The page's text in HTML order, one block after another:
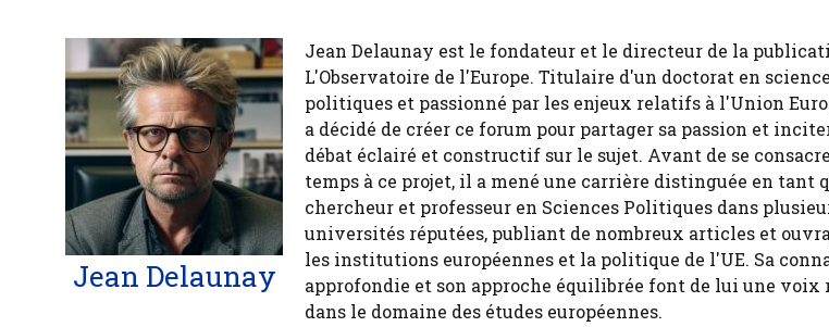
Jean Delaunay
Jean Delaunay est le fondateur et le directeur de la
L'Observatoire de l'Europe. Titulaire d'un doctorat en
politiques et passionné par les enjeux relatifs à l'Union
a décidé de créer ce forum pour partager sa passion et
débat éclairé et constructif sur le sujet. Avant de se
temps à ce projet, il a mené une carrière distinguée en tant
chercheur et professeur en Sciences Politiques dans
universités réputées, publiant de nombreux articles et
les institutions européennes et la politique de l'UE. Sa
approfondie et son approche équilibrée font de lui une voix
dans le domaine des études européennes.